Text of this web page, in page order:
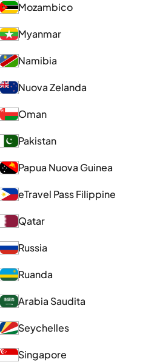
Mozambico
Myanmar
Namibia
Nuova Zelanda
Oman
Pakistan
Papua Nuova Guinea
eTravel Pass Filippine
Qatar
Russia
Ruanda
Arabia Saudita
Seychelles
Singapore